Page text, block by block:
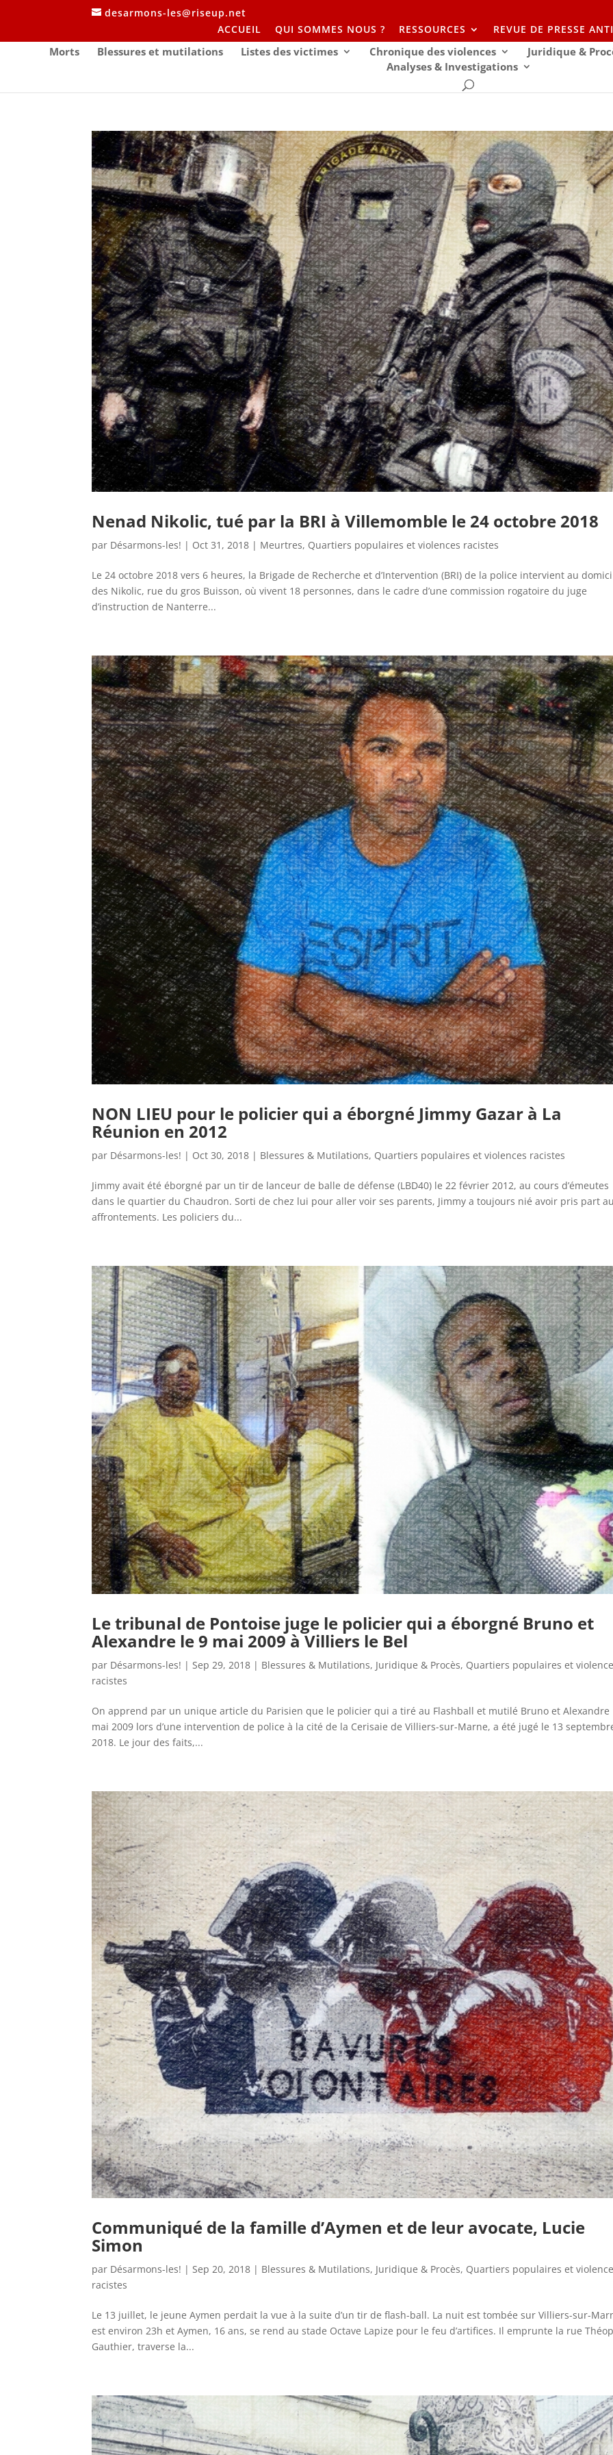
desarmons-les@riseup.net
ACCUEIL
QUI SOMMES NOUS ? RESSOURCES REVUE DE PRESSE
Morts Blessures et mutilations Listes des victimes Chronique des violences
Juridique &
Analyses & Investigations
Nenad Nikolic, tué par la BRI à Villemomble le 24 octobre 2018
par Désarmons-les! | Oct 31, 2018 | Meurtres, Quartiers populaires et violences racistes
Le 24 octobre 2018 vers 6 heures, la Brigade de Recherche et d’Intervention (BRI) de la police intervient au
des Nikolic, rue du gros Buisson, où vivent 18 personnes, dans le cadre d’une commission rogatoire du juge
d’instruction de Nanterre...
NON LIEU pour le policier qui a éborgné Jimmy Gazar à La
Réunion en 2012
par Désarmons-les! | Oct 30, 2018 | Blessures & Mutilations, Quartiers populaires et violences racistes
Jimmy avait été éborgné par un tir de lanceur de balle de défense (LBD40) le 22 février 2012, au cours d’émeutes
dans le quartier du Chaudron. Sorti de chez lui pour aller voir ses parents, Jimmy a toujours nié avoir pris part
affrontements. Les policiers du...
Le tribunal de Pontoise juge le policier qui a éborgné Bruno et
Alexandre le 9 mai 2009 à Villiers le Bel
par Désarmons-les! |Sep 29, 2018 | Blessures & Mutilations, Juridique & Procès, Quartiers populaires et
racistes
On apprend par un unique article du Parisien que le policier qui a tiré au Flashball et mutilé Bruno et Alexandre
mai 2009 lors d’une intervention de police à la cité de la Cerisaie de Villiers-sur-Marne, a été jugé le 13
2018. Le jour des faits,...
Communiqué de la famille d’Aymen et de leur avocate, Lucie
Simon
par Désarmons-les! |Sep 20, 2018 | Blessures & Mutilations, Juridique & Procès, Quartiers populaires et
racistes
Le 13 juillet, le jeune Aymen perdait la vue à la suite d’un tir de flash-ball. La nuit est tombée sur Villiers-sur-
est environ 23h et Aymen, 16 ans, se rend au stade Octave Lapize pour le feu d’artifices. Il emprunte la rue
Gauthier, traverse la...